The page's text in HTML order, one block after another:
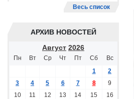
Весь список
АРХИВ НОВОСТЕЙ
Август 2026
Пн Вт Ср Чт Пт Сб
Вс
1
2
3
4 5 6 7 8
9
10
11 12 13 14 15
16